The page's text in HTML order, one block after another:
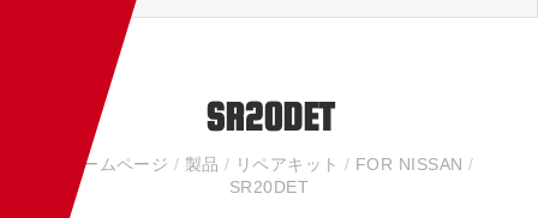
SR20DET
ホームページ / 製品/ リペアキット/ FOR NISSAN /
SR20DET